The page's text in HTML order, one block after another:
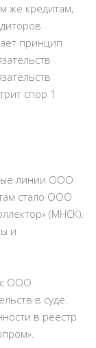
же кредитам,
принцип
спор 1
линии ООО
стало ООО
(МНСК).
и
с ООО
в суде.
в реестр